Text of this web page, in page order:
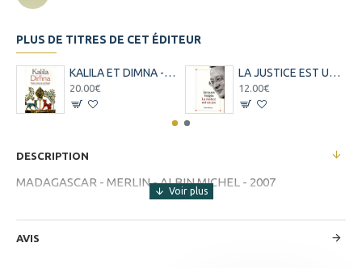
PLUS DE TITRES DE CET ÉDITEUR
KALILA ET DIMNA - FABLES INDIENNES DE BIDPAÏ - 2006
20.00€
LA JUSTICE EST UN JEU - JACQUES VERGES - 1992
12.00€
DESCRIPTION
MADAGASCAR - MERLIN - ALBIN MICHEL - 2007
AVIS